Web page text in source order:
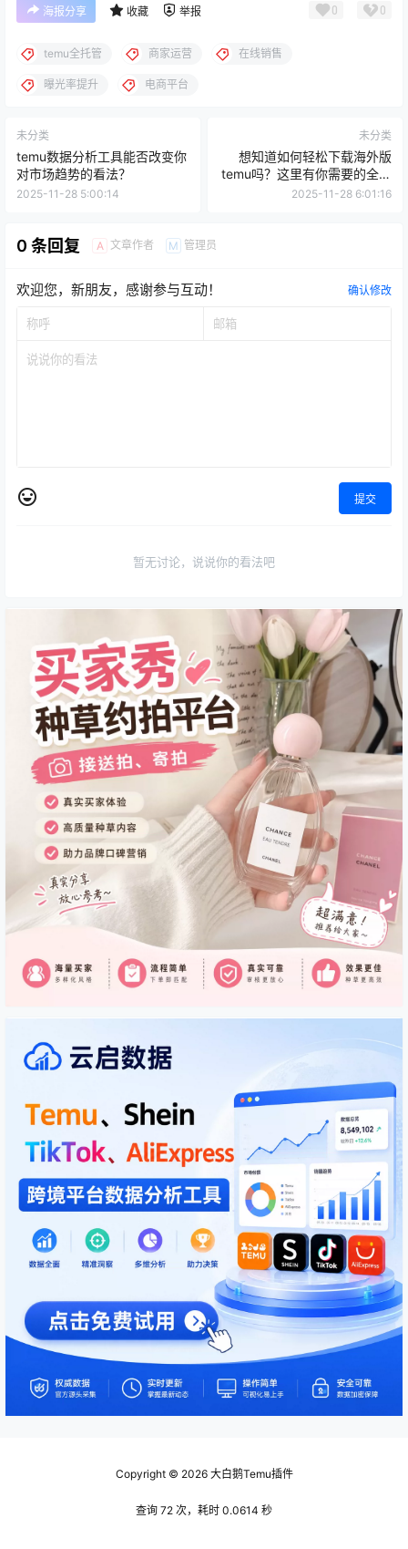
海报分享 收藏 举报 0 0
temu全托管 商家运营 在线销售
曝光率提升 电商平台
未分类
temu数据分析工具能否改变你
对市场趋势的看法？
2025-11-28 5:00:14
未分类
想知道如何轻松下载海外版
temu吗？这里有你需要的全部
信息！
2025-11-28 6:01:16
0 条回复 A 文章作者 M 管理员
欢迎您，新朋友，感谢参与互动！ 确认修改
提交
暂无讨论，说说你的看法吧
Copyright © 2026大白鹅Temu插件
查询 72 次，耗时 0.0614 秒